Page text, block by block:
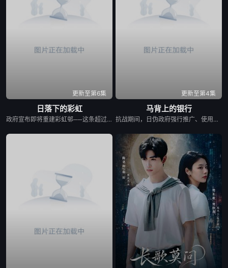
更新至第6集
日落下的彩虹
政府宣布即将重建彩虹邨──这条超过60年的名牌屋邨，满载香港情怀，是几代人的成长与回忆。 剧集以七个发生在彩虹之下、细腻动人的小故事，编写各种情感与遗憾，建构香港人的屋邨情怀，当中由不同人物串连不同故事，阡陌交错，并在当中穿插彩虹邨进入倒数的命运，引发现实共鸣。 七个故事包括了亲情、友情、爱情、甚至奇情： （一）彩虹邨的上海理发厅金牌夫妻档，决心面对恩爱背后藏着而难以启齿的秘密； （二）由母亲一手带大的区家三姐弟，因积聚多年的心结而搞出搬迁前的分⼾风波； （三）由小玩到大的彩虹三姊妹淘因为成长而各走各路； （四）离开彩虹邨多年的男生重遇面目全非的初恋女生，两日在人生低谷中寻回彼此初心； （五）屋邨中女恋上国外大厨，但无论是彩虹邨还是关系，都有敌不过的限期； （六）一对由1962年彩虹邨落成便认识的好兄弟，看着一代代人离开，到现在，他们也要面对儿女移民的抉择；以及 （七）一对怨恨极深的父子情，如何在彩虹邨清拆前、在父亲生命最后的限期内，重拾和面对彼此关系⋯⋯ 彩虹邨有期限，人与人的关系也有期限，但因为有了期限，我们才更加珍惜；地方会改变，但当中的人情却永留心中。
更新至第4集
马背上的银行
抗战期间，日伪政府强行推广、使用由“中国准备银行”发行的伪钞货币。根据党中央指示，高景波、徐邵梁、孙希光和黄鹰等人开始筹备建立冀南银行，手艺人张宝田在共产党人的感召下承担起印刷冀南币的使命。1939年，冀南银行正式宣布成立，此后不断遭受到日军和国民党反动派的阻挠镇压和围剿，邢台人民为了保护冀南银行付出了英勇牺牲。冀南银行的同志们在邢台人民的帮助下一次次瓦解了日军的阴谋，他们用生命保护银行资产，在烽火硝烟中坚持开展业务，在这场金融战争中取得了胜利。